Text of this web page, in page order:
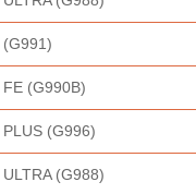
(G991)
FE (G990B)
PLUS (G996)
(G988)